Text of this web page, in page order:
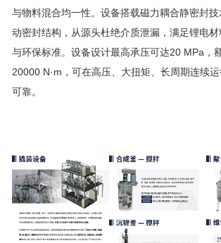
与物料混合均一性。设备搭载磁力耦合静密封
动密封结构，从源头杜绝介质泄漏，满足锂电
与环保标准。设备设计最高承压可达20 MPa，
20000 N·m，可在高压、大扭矩、长周期连续
可靠。